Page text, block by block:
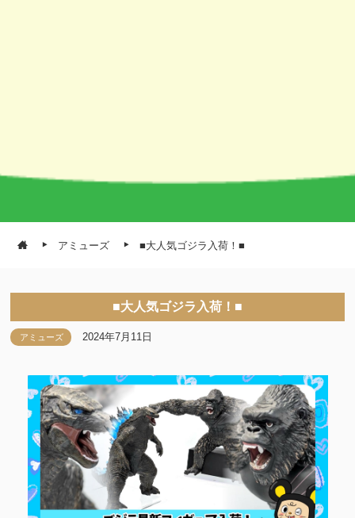
アミューズ ■大人気ゴジラ入荷！■
■大人気ゴジラ入荷！■
アミューズ 2024年7月11日